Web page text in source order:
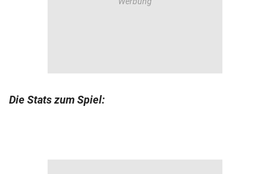
Die Stats zum Spiel: